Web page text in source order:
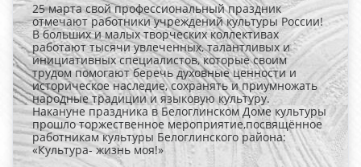
25 марта свой профессиональный праздник
отмечают работники учреждений культуры России!
В больших и малых творческих коллективах
работают тысячи увлеченных, талантливых и
инициативных специалистов, которые своим
трудом помогают беречь духовные ценности и
историческое наследие, сохранять и приумножать
народные традиции и языковую культуру.
Накануне праздника в Белоглинском Доме культуры
прошло торжественное мероприятие,посвящённое
работникам культуры Белоглинского района:
«Культура- жизнь моя!»